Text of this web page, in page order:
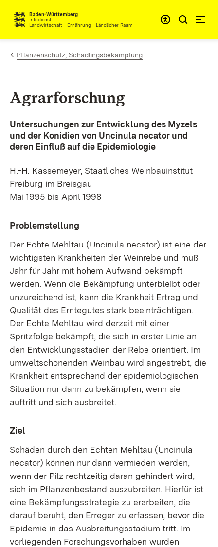
Zum Inhalt springen
Baden-Württemberg
Infodienst
Landwirtschaft - Ernährung - Ländlicher Raum
Pflanzenschutz, Schädlingsbekämpfung
Agrarforschung
Untersuchungen zur Entwicklung des Myzels
und der Konidien von Uncinula necator und
deren Einfluß auf die Epidemiologie
H.-H. Kassemeyer, Staatliches Weinbauinstitut
Freiburg im Breisgau
Mai 1995 bis April 1998
Problemstellung
Der Echte Mehltau (Uncinula necator) ist eine der
wichtigsten Krankheiten der Weinrebe und muß
Jahr für Jahr mit hohem Aufwand bekämpft
werden. Wenn die Bekämpfung unterbleibt oder
unzureichend ist, kann die Krankheit Ertrag und
Qualität des Erntegutes stark beeinträchtigen.
Der Echte Mehltau wird derzeit mit einer
Spritzfolge bekämpft, die sich in erster Linie an
den Entwicklungsstadien der Rebe orientiert. Im
umweltschonenden Weinbau wird angestrebt, die
Krankheit entsprechend der epidemiologischen
Situation nur dann zu bekämpfen, wenn sie
auftritt und sich ausbreitet.
Ziel
Schäden durch den Echten Mehltau (Uncinula
necator) können nur dann vermieden werden,
wenn der Pilz rechtzeitig daran gehindert wird,
sich im Pflanzenbestand auszubreiten. Hierfür ist
eine Bekämpfungsstrategie zu erarbeiten, die
darauf beruht, den Erreger zu erfassen, bevor die
Epidemie in das Ausbreitungsstadium tritt. Im
vorliegenden Forschungsvorhaben wurden